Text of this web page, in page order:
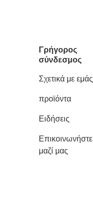
Γρήγορος
σύνδεσμος
Σχετικά με εμάς
προϊόντα
Ειδήσεις
Επικοινωνήστε
μαζί μας